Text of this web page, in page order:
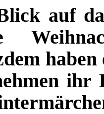
auf
ihr